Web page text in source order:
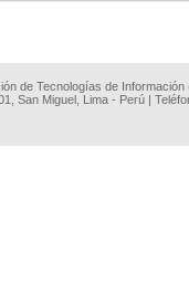
de Tecnologías de
San Miguel, Lima - Perú |